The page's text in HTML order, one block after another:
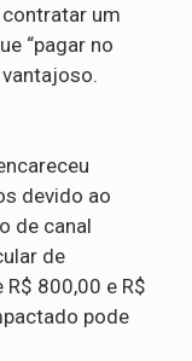
um
“pagar no
devido ao
de canal
de
800,00 e R$
pode